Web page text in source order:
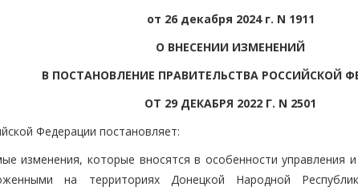
от 26 декабря 2024 г. N 1911
О ВНЕСЕНИИ ИЗМЕНЕНИЙ
В ПОСТАНОВЛЕНИЕ ПРАВИТЕЛЬСТВА РОССИЙСКОЙ
ОТ 29 ДЕКАБРЯ 2022 Г. N 2501
Федерации постановляет:
изменения, которые вносятся в особенности
на территориях Донецкой Народной